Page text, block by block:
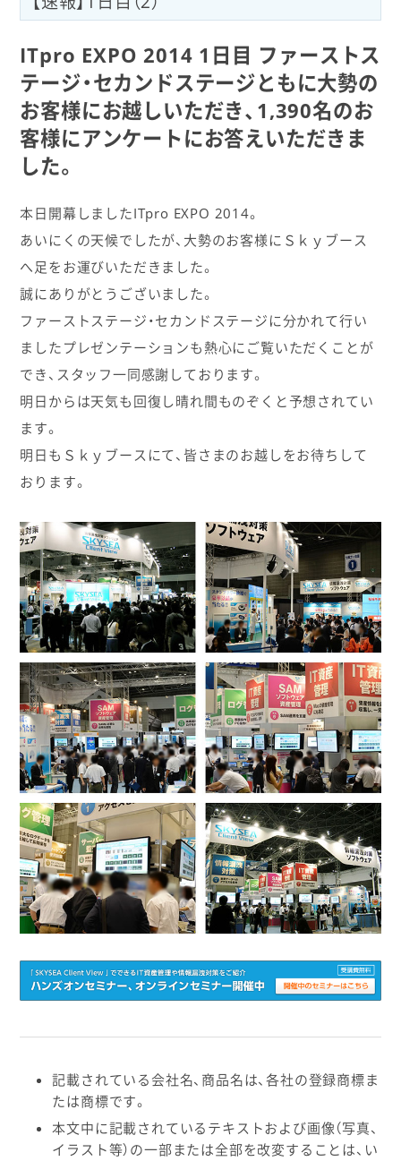
ITpro EXPO 2014 1日目 ファーストス
テージ・セカンドステージともに大勢の
お客様にお越しいただき、1,390名のお
客様にアンケートにお答えいただきま
した。
本日開幕しましたITpro EXPO 2014。
あいにくの天候でしたが、大勢のお客様にＳｋｙブース
へ足をお運びいただきました。
誠にありがとうございました。
ファーストステージ・セカンドステージに分かれて行い
ましたプレゼンテーションも熱心にご覧いただくことが
でき、スタッフ一同感謝しております。
明日からは天気も回復し晴れ間ものぞくと予想されてい
ます。
明日もＳｋｙブースにて、皆さまのお越しをお待ちして
おります。
記載されている会社名、商品名は、各社の登録商標ま
たは商標です。
本文中に記載されているテキストおよび画像（写真、
イラスト等）の一部または全部を改変することは、い